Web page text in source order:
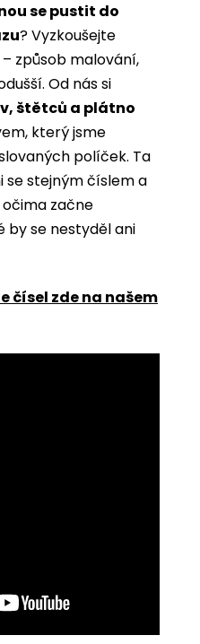
se pustit do
? Vyzkoušejte
­­– způsob malování,
Od nás si
štětců a plátno
který jsme
políček. Ta
se stejným číslem a
začne
by se nestyděl ani
čísel zde na našem